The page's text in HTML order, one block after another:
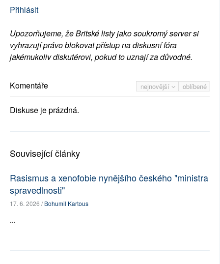
Přihlásit
Upozorňujeme, že Britské listy jako soukromý server si
vyhrazují právo blokovat přístup na diskusní fóra
jakémukoliv diskutérovi, pokud to uznají za důvodné.
nejnovější oblíbené
Komentáře
Diskuse je prázdná.
Související články
Rasismus a xenofobie nynějšího českého "ministra
spravedlnosti"
17. 6. 2026 /Bohumil Kartous
...